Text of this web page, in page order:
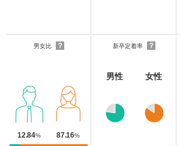
男女比 ？
12.84% 87.16%
新卒定着率 ？
男性 女性